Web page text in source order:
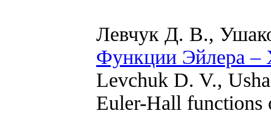
Левчук Д. В.,
Функции Эйлера –
Levchuk D. V.,
Euler-Hall functions